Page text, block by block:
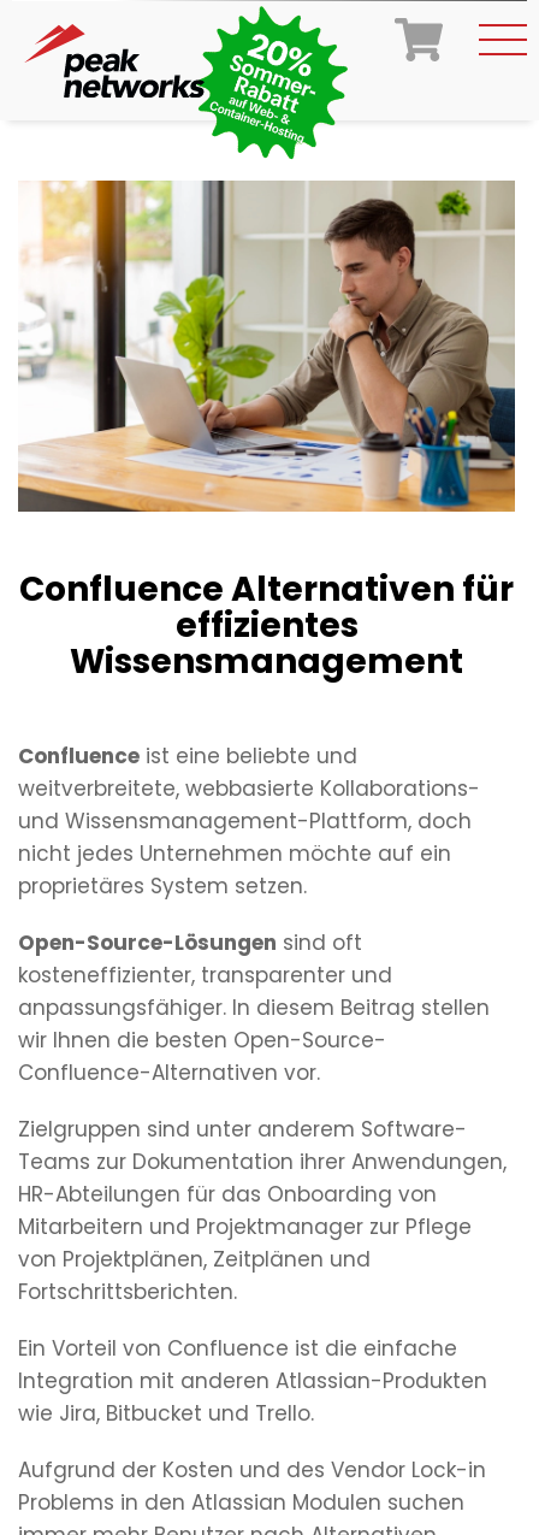
Confluence Alternativen für
effizientes
Wissensmanagement
Confluence ist eine beliebte und
weitverbreitete, webbasierte Kollaborations-
und Wissensmanagement-Plattform, doch
nicht jedes Unternehmen möchte auf ein
proprietäres System setzen.
Open-Source-Lösungen sind oft
kosteneffizienter, transparenter und
anpassungsfähiger. In diesem Beitrag stellen
wir Ihnen die besten Open-Source-
Confluence-Alternativen vor.
Zielgruppen sind unter anderem Software-
Teams zur Dokumentation ihrer Anwendungen,
HR-Abteilungen für das Onboarding von
Mitarbeitern und Projektmanager zur Pflege
von Projektplänen, Zeitplänen und
Fortschrittsberichten.
Ein Vorteil von Confluence ist die einfache
Integration mit anderen Atlassian-Produkten
wie Jira, Bitbucket und Trello.
Aufgrund der Kosten und des Vendor Lock-in
Problems in den Atlassian Modulen suchen